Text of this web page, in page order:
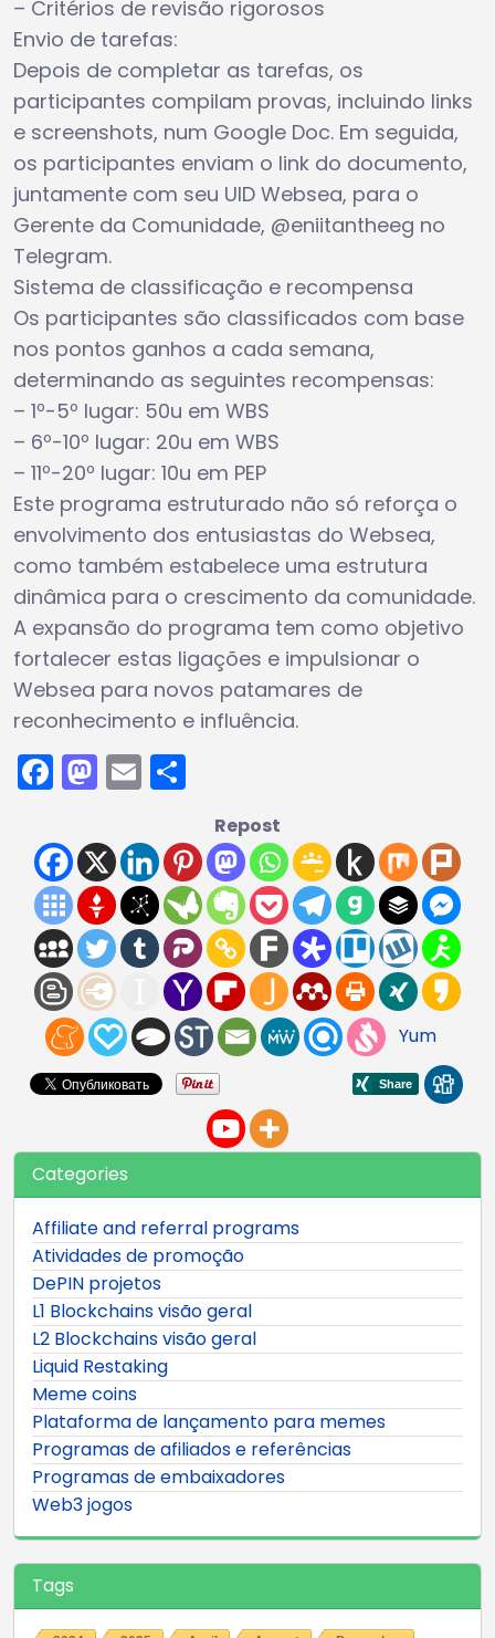
– Critérios de revisão rigorosos
Envio de tarefas:
Depois de completar as tarefas, os
participantes compilam provas, incluindo links
e screenshots, num Google Doc. Em seguida,
os participantes enviam o link do documento,
juntamente com seu UID Websea, para o
Gerente da Comunidade, @eniitantheeg no
Telegram.
Sistema de classificação e recompensa
Os participantes são classificados com base
nos pontos ganhos a cada semana,
determinando as seguintes recompensas:
– 1º-5º lugar: 50u em WBS
– 6º-10º lugar: 20u em WBS
– 11º-20º lugar: 10u em PEP
Este programa estruturado não só reforça o
envolvimento dos entusiastas do Websea,
como também estabelece uma estrutura
dinâmica para o crescimento da comunidade.
A expansão do programa tem como objetivo
fortalecer estas ligações e impulsionar o
Websea para novos patamares de
reconhecimento e influência.
Facebook
Mastodon
Email
Repost
Yum
Categories
Affiliate and referral programs
Atividades de promoção
DePIN projetos
L1 Blockchains visão geral
L2 Blockchains visão geral
Liquid Restaking
Meme coins
Plataforma de lançamento para memes
Programas de afiliados e referências
Programas de embaixadores
Web3 jogos
Tags